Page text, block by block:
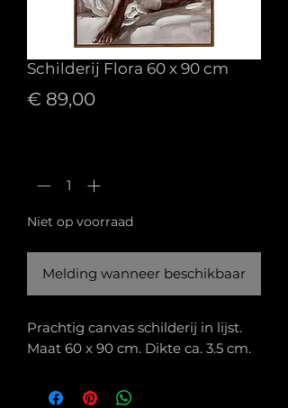
Schilderij Flora 60 x 90 cm
€ 89,00Prijs
Niet op voorraad
Melding wanneer beschikbaar
Prachtig canvas schilderij in lijst.
Maat 60 x 90 cm. Dikte ca. 3.5 cm.